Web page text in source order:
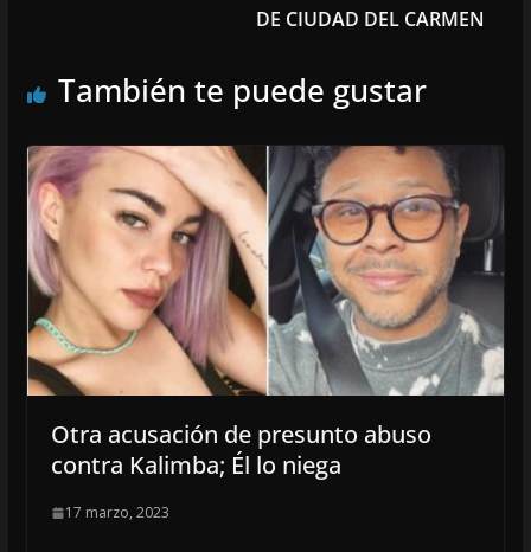
DE CIUDAD DEL CARMEN
También te puede gustar
Otra acusación de presunto abuso
contra Kalimba; Él lo niega
17 marzo, 2023